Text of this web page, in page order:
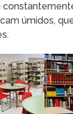
úmidos,